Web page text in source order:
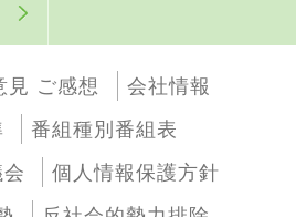
見 ご感想
会社情報
番組種別番組表
個人情報保護方針